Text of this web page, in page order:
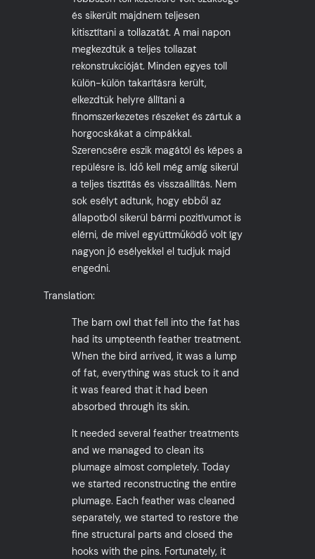
és sikerült majdnem teljesen
kitisztítani a tollazatát. A mai napon
megkezdtük a teljes tollazat
rekonstrukcióját. Minden egyes toll
külön-külön takarításra került,
elkezdtük helyre állítani a
finomszerkezetes részeket és zártuk a
horgocskákat a cimpákkal.
Szerencsére eszik magától és képes a
repülésre is. Idő kell még amíg sikerül
a teljes tisztítás és visszaállítás. Nem
sok esélyt adtunk, hogy ebből az
állapotból sikerül bármi pozitívumot is
elérni, de mivel együttműködő volt így
nagyon jó esélyekkel el tudjuk majd
engedni.
Translation:
The barn owl that fell into the fat has
had its umpteenth feather treatment.
When the bird arrived, it was a lump
of fat, everything was stuck to it and
it was feared that it had been
absorbed through its skin.
It needed several feather treatments
and we managed to clean its
plumage almost completely. Today
we started reconstructing the entire
plumage. Each feather was cleaned
separately, we started to restore the
fine structural parts and closed the
hooks with the pins. Fortunately, it